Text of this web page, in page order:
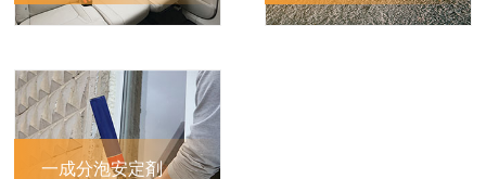
一成分泡安定剤